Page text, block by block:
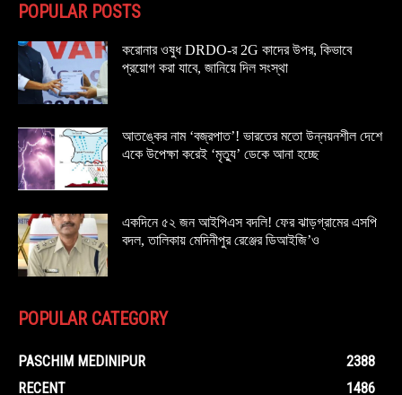
POPULAR POSTS
করোনার ওষুধ DRDO-র 2G কাদের উপর, কিভাবে
প্রয়োগ করা যাবে, জানিয়ে দিল সংস্থা
আতঙ্কের নাম ‘বজ্রপাত’! ভারতের মতো উন্নয়নশীল দেশে
একে উপেক্ষা করেই ‘মৃত্যু’ ডেকে আনা হচ্ছে
একদিনে ৫২ জন আইপিএস বদলি! ফের ঝাড়গ্রামের এসপি
বদল, তালিকায় মেদিনীপুর রেঞ্জের ডিআইজি’ও
POPULAR CATEGORY
PASCHIM MEDINIPUR
2388
RECENT
1486